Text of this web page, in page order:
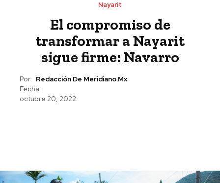
Nayarit
El compromiso de
transformar a Nayarit
sigue firme: Navarro
Por: Redacción De Meridiano.mx
Fecha:
octubre 20, 2022